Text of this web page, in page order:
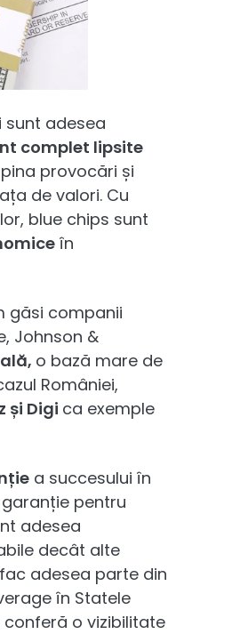
sunt adesea
complet lipsite
provocări și
de valori. Cu
blue chips sunt
în
găsi companii
Johnson &
o bază mare de
României,
și Digi ca exemple
a succesului în
pentru
adesea
decât alte
adesea parte din
în Statele
conferă o vizibilitate